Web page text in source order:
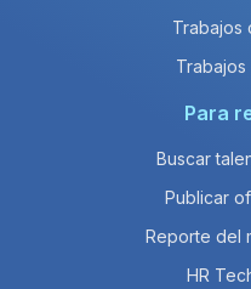
Trabajos
Trabajos
Para
Buscar
Publicar
Reporte del
HR